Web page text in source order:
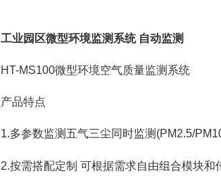
工业园区微型环境监测系统 自动监测
HT-MS100微型环境空气质量监测系统
产品特点
1.多参数监测五气三尘同时监测(PM2.5/
2.按需搭配定制 可根据需求自由组合模块